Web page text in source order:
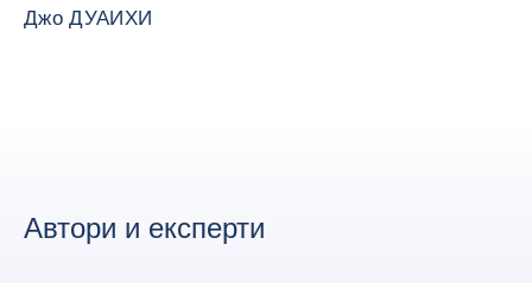
Джо ДУАИХИ
Автори и експерти